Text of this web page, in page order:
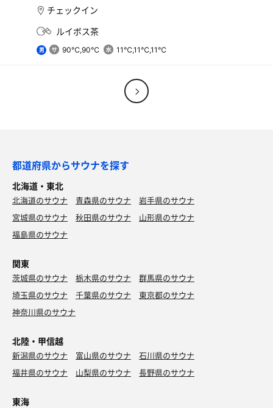
チェックイン
ルイボス茶
男 90℃,90℃ 11℃,11℃,11℃
都道府県からサウナを探す
北海道・東北
北海道のサウナ 青森県のサウナ
岩手県のサウナ
宮城県のサウナ
秋田県のサウナ
山形県のサウナ
福島県のサウナ
関東
茨城県のサウナ 栃木県のサウナ
群馬県のサウナ
埼玉県のサウナ
千葉県のサウナ
東京都のサウナ
神奈川県のサウナ
北陸・甲信越
新潟県のサウナ 富山県のサウナ
石川県のサウナ
福井県のサウナ
山梨県のサウナ 長野県のサウナ
東海